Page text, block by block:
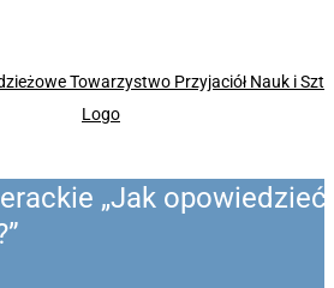
„Jak opowiedzieć